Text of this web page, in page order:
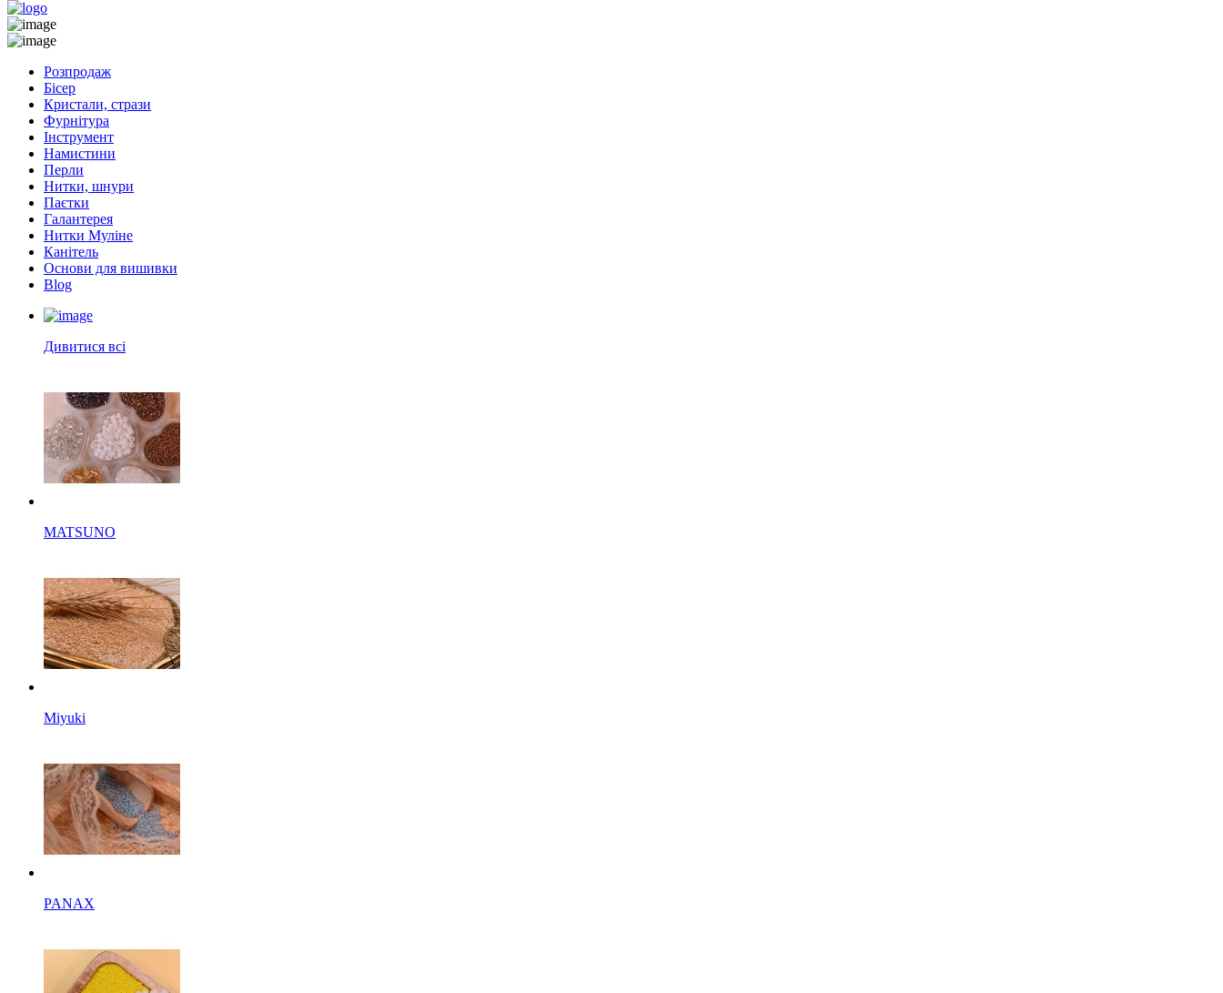
Розпродаж
Бісер
Кристали, стрази
Фурнітура
Інструмент
Намистини
Перли
Нитки, шнури
Паєтки
Галантерея
Нитки Муліне
Канітель
Основи для вишивки
Blog
Дивитися всі
MATSUNO
Miyuki
PANAX